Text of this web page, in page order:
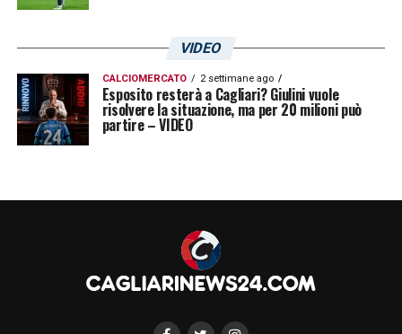
VIDEO
CALCIOMERCATO 2 settimane ago
Esposito resterà a Cagliari? Giulini vuole
risolvere la situazione, ma per 20 milioni può
partire – VIDEO